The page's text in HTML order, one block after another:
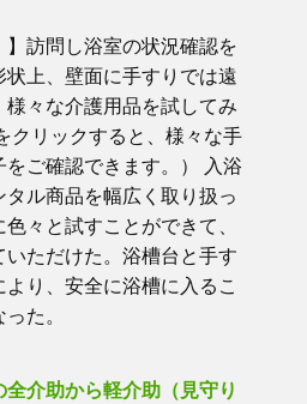
】訪問し浴室の状況確認を
状上、壁面に手すりでは遠
様々な介護用品を試してみ
クリックすると、様々な手
ご確認できます。） 入浴
ル商品を幅広く取り扱っ
々と試すことができて、
ただけた。浴槽台と手す
り、安全に浴槽に入るこ
た。
介助から軽介助（見守り